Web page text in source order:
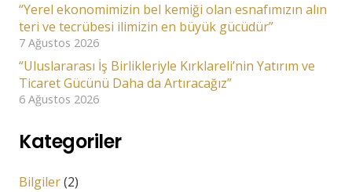
“Yerel ekonomimizin bel kemiği olan esnafımızın alın
teri ve tecrübesi ilimizin en büyük gücüdür”
7 Ağustos 2026
“Uluslararası İş Birlikleriyle Kırklareli’nin Yatırım ve
Ticaret Gücünü Daha da Artıracağız”
6 Ağustos 2026
Kategoriler
Bilgiler(2)